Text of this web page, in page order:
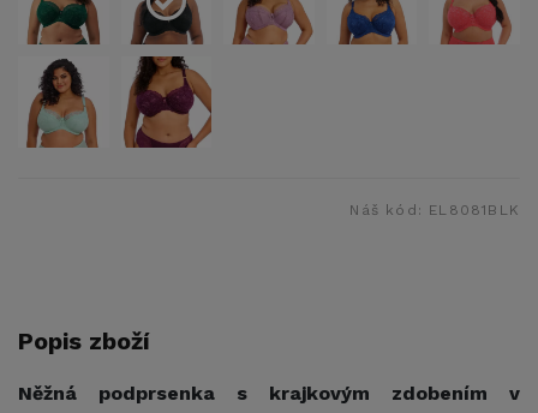
Náš kód: EL8081BLK
Popis zboží
Něžná podprsenka s krajkovým zdobením v